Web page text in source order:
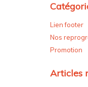
Lien footer
Nos
Promotion
Articles